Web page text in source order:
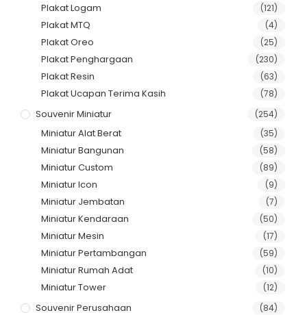
Plakat Logam (121)
Plakat MTQ (4)
Plakat Oreo (25)
Plakat Penghargaan (230)
Plakat Resin (63)
Plakat Ucapan Terima Kasih (78)
Souvenir Miniatur (254)
Miniatur Alat Berat (35)
Miniatur Bangunan (58)
Miniatur Custom (89)
Miniatur Icon (9)
Miniatur Jembatan (7)
Miniatur Kendaraan (50)
Miniatur Mesin (17)
Miniatur Pertambangan (59)
Miniatur Rumah Adat (10)
Miniatur Tower (12)
Souvenir Perusahaan (84)